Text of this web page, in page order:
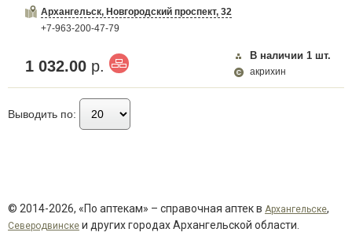
Архангельск, Новгородский проспект, 32
+7-963-200-47-79
1 032.00 р.
В наличии 1 шт.
акрихин
Выводить по:
© 2014-2026, «По аптекам» – справочная аптек в Архангельске,
Северодвинске и других городах Архангельской области.